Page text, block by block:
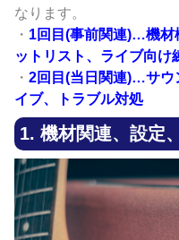
なります。
・ 1回目(事前関連)…機材
ットリスト、ライブ向け
・ 2回目(当日関連)…サウ
イブ、トラブル対処
1. 機材関連、設定